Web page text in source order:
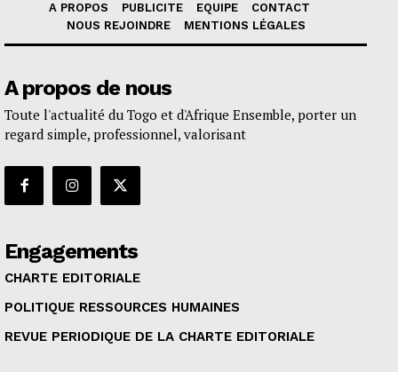
A PROPOS PUBLICITE EQUIPE
CONTACT
NOUS REJOINDRE
MENTIONS LÉGALES
A propos de nous
Toute l'actualité du Togo et d'Afrique Ensemble, porter un
regard simple, professionnel, valorisant
Engagements
CHARTE EDITORIALE
POLITIQUE RESSOURCES HUMAINES
REVUE PERIODIQUE DE LA CHARTE EDITORIALE